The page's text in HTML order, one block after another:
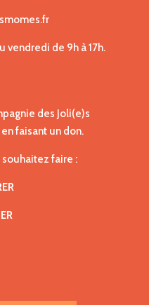
vendredi de 9h à 17h.
des Joli(e)s
faisant un don.
souhaitez faire :